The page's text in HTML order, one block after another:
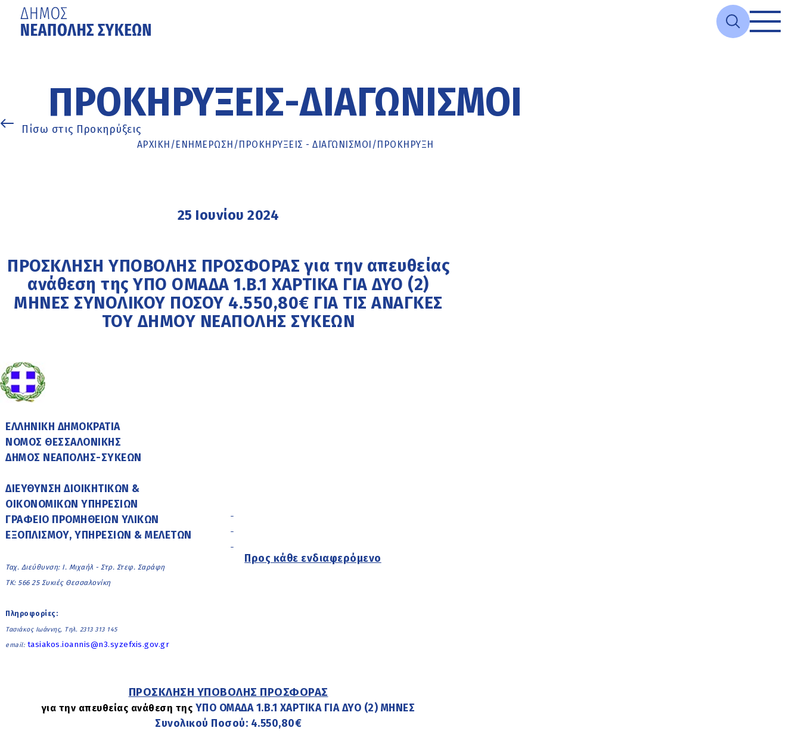
περιεχόμενοΠΡΟΚΗΡΎΞΕΙΣ-ΔΙΑΓΩΝΙΣΜΟΊ
Πίσω στις Προκηρύξεις
ΑΡΧΙΚΉ /ΕΝΗΜΈΡΩΣΗ /ΠΡΟΚΗΡΥΞΕΙΣ - ΔΙΑΓΩΝΙΣΜΟΙ /ΠΡΟΚΉΡΥΞΗ
25 Ιουνίου 2024
ΠΡΟΣΚΛΗΣΗ ΥΠΟΒΟΛΗΣ ΠΡΟΣΦΟΡΑΣ για την απευθείας
ανάθεση της ΥΠΟ ΟΜΑΔΑ 1.Β.1 ΧΑΡΤΙΚΑ ΓΙΑ ΔΥΟ (2)
ΜΗΝΕΣ ΣΥΝΟΛΙΚΟΥ ΠΟΣΟΥ 4.550,80€ ΓΙΑ ΤΙΣ ΑΝΑΓΚΕΣ
ΤΟΥ ΔΗΜΟΥ ΝΕΑΠΟΛΗΣ ΣΥΚΕΩΝ
ΕΛΛΗΝΙΚΗ ΔΗΜΟΚΡΑΤΙΑ
ΝΟΜΟΣ ΘΕΣΣΑΛΟΝΙΚΗΣ
ΔΗΜΟΣ ΝΕΑΠΟΛΗΣ-ΣΥΚΕΩΝ
ΔΙΕΥΘΥΝΣΗ ΔΙΟΙΚΗΤΙΚΩΝ &
ΟΙΚΟΝΟΜΙΚΩΝ ΥΠΗΡΕΣΙΩΝ
ΓΡΑΦΕΙΟ ΠΡΟΜΗΘΕΙΩΝ ΥΛΙΚΩΝ
ΕΞΟΠΛΙΣΜΟΥ, ΥΠΗΡΕΣΙΩΝ & ΜΕΛΕΤΩΝ
Ταχ. Διεύθυνση: Ι. Μιχαήλ - Στρ. Στεφ. Σαράφη
ΤΚ: 566 25 Συκιές Θεσσαλονίκη
Πληροφορίες:
Τασιάκος Ιωάννης, Τηλ. 2313 313 145
email: tasiakos.ioannis@n3.syzefxis.gov.gr
Προς κάθε ενδιαφερόμενο
ΠΡΟΣΚΛΗΣΗ ΥΠΟΒΟΛΗΣ ΠΡΟΣΦΟΡΑΣ
για την απευθείας ανάθεση της ΥΠΟ ΟΜΑΔΑ 1.Β.1 ΧΑΡΤΙΚΑ ΓΙΑ ΔΥΟ (2) ΜΗΝΕΣ
Συνολικού Ποσού: 4.550,80€